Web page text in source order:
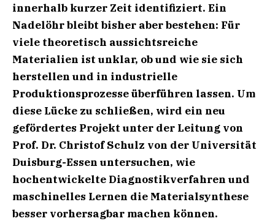
innerhalb kurzer Zeit identifiziert. Ein
Nadelöhr bleibt bisher aber bestehen: Für
viele theoretisch aussichtsreiche
Materialien ist unklar, ob und wie sie sich
herstellen und in industrielle
Produktionsprozesse überführen lassen. Um
diese Lücke zu schließen, wird ein neu
gefördertes Projekt unter der Leitung von
Prof. Dr. Christof Schulz von der Universität
Duisburg-Essen untersuchen, wie
hochentwickelte Diagnostikverfahren und
maschinelles Lernen die Materialsynthese
besser vorhersagbar machen können.